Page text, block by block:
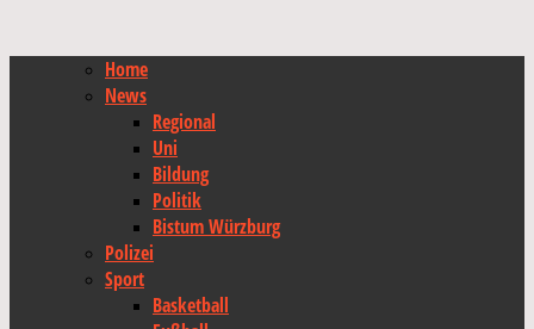
Home
News
Regional
Uni
Bildung
Politik
Bistum Würzburg
Polizei
Sport
Basketball